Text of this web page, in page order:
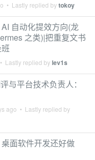
• Lastly replied bytokoy
自动化提效方向(龙
之类)|把重复文书
• Lastly replied bylev1s
与平台技术负责人：
ago • Lastly replied by
面软件开发还好做